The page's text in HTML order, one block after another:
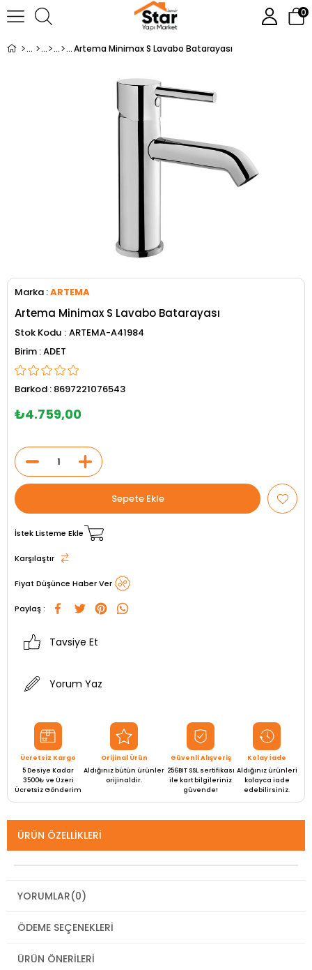
0
Artema Minimax S Lavabo Batarayası
Marka :ARTEMA
Artema Minimax S Lavabo Batarayası
Stok Kodu ARTEMA-A41984
ADET
Barkod : 8697221076543
₺4.759,00
İstek Listeme Ekle
Karşılaştır
Fiyat Düşünce Haber Ver
Paylaş :
Tavsiye Et
Yorum Yaz
Ücretsiz Kargo
5 Desiye Kadar
3500₺ ve Üzeri
Ücretsiz Gönderim
Orijinal Ürün
Aldığınız bütün ürünler
orijinaldir.
Güvenli Alışveriş
256BIT SSL sertifikası
ile kart bilgileriniz
güvende!
Kolay İade
Aldığınız ürünleri
kolayca iade
edebilirsiniz.
ÜRÜN ÖZELLIKLERI
YORUMLAR(0)
ÖDEME SEÇENEKLERI
ÜRÜN ÖNERILERI